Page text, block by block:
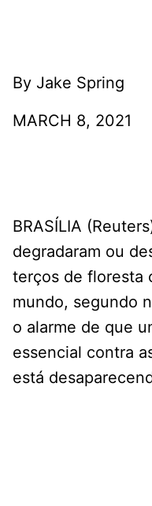
By Jake Spring
MARCH 8, 2021
BRASÍLIA
degradaram ou
terços de floresta
mundo, segundo
o alarme de que
essencial contra
está